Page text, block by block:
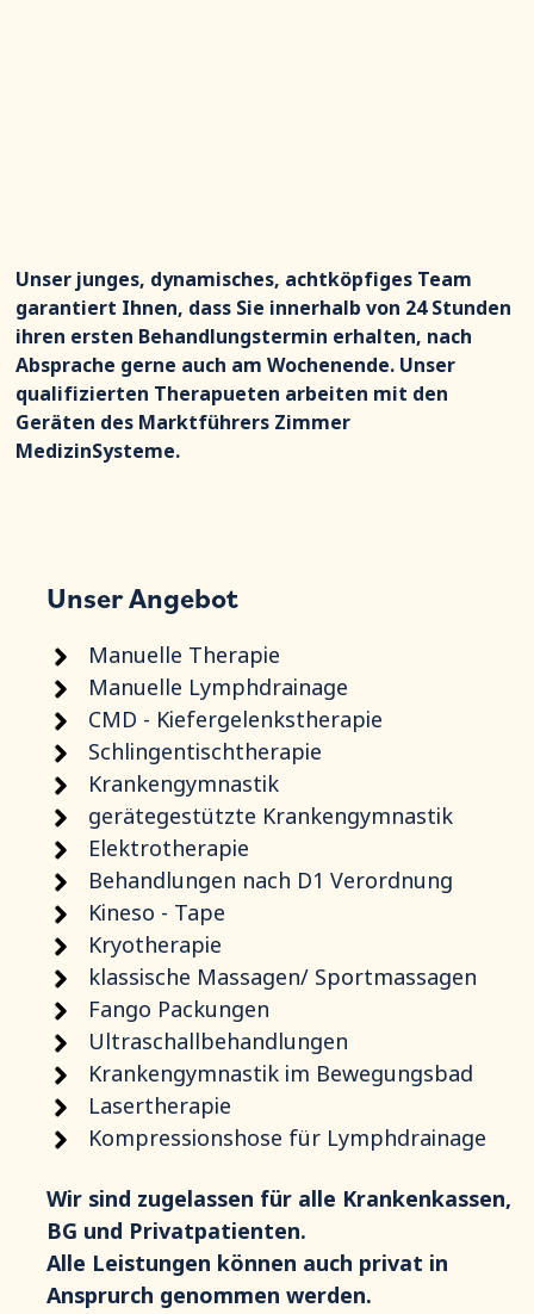
Unser junges, dynamisches, achtköpfiges Team
garantiert Ihnen, dass Sie innerhalb von 24 Stunden
ihren ersten Behandlungstermin erhalten, nach
Absprache gerne auch am Wochenende. Unser
qualifizierten Therapueten arbeiten mit den
Geräten des Marktführers Zimmer
MedizinSysteme.
Unser Angebot
Manuelle Therapie
Manuelle Lymphdrainage
CMD - Kiefergelenkstherapie
Schlingentischtherapie
Krankengymnastik
gerätegestützte Krankengymnastik
Elektrotherapie
Behandlungen nach D1 Verordnung
Kineso - Tape
Kryotherapie
klassische Massagen/ Sportmassagen
Fango Packungen
Ultraschallbehandlungen
Krankengymnastik im Bewegungsbad
Lasertherapie
Kompressionshose für Lymphdrainage
Wir sind zugelassen für alle Krankenkassen,
BG und Privatpatienten.
Alle Leistungen können auch privat in
Ansprurch genommen werden.